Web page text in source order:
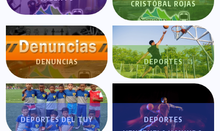
CRISTÓBAL ROJAS
DENUNCIAS DEPORTES
DEPORTES DEL TUY
DEPORTES